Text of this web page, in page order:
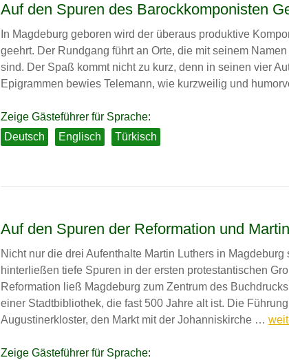
Auf den Spuren des Barockkomponisten
In Magdeburg geboren wird der überaus produktive
geehrt. Der Rundgang führt an Orte, die mit seinem
sind. Der Spaß kommt nicht zu kurz, denn in seinen vier
Epigrammen bewies Telemann, wie kurzweilig und
Zeige Gästeführer für Sprache:
Deutsch
Englisch Türkisch
Auf den Spuren der Reformation und
Nicht nur die drei Aufenthalte Martin Luthers in
hinterließen tiefe Spuren in der ersten protestantischen
Reformation ließ Magdeburg zum Zentrum des
einer Stadtbibliothek, die fast 500 Jahre alt ist. Die
Augustinerkloster, den Markt mit der Johanniskirche … Auf
Zeige Gästeführer für Sprache: